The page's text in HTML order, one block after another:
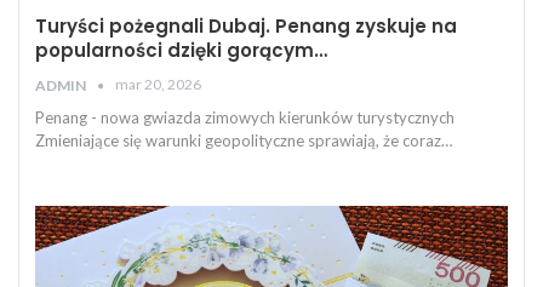
Turyści pożegnali Dubaj. Penang zyskuje na
popularności dzięki gorącym…
ADMIN mar 20, 2026
Penang - nowa gwiazda zimowych kierunków turystycznych
Zmieniające się warunki geopolityczne sprawiają, że coraz…